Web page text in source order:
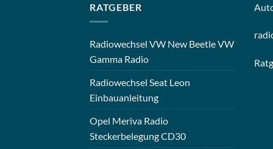
RATGEBER
Radiowechsel VW New Beetle VW
Gamma Radio
Radiowechsel Seat Leon
Einbauanleitung
Opel Meriva Radio
Steckerbelegung CD30